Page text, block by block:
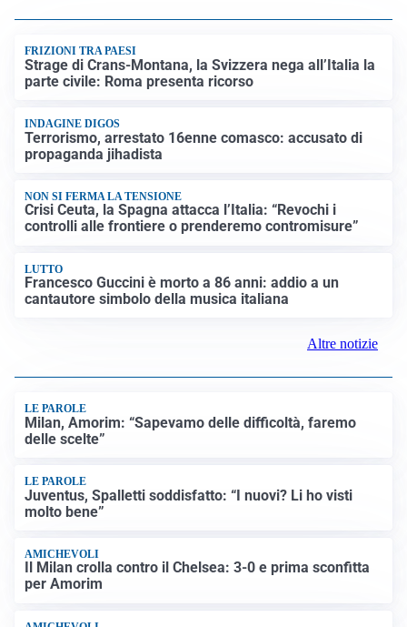
FRIZIONI TRA PAESI
Strage di Crans-Montana, la Svizzera nega all’Italia la
parte civile: Roma presenta ricorso
INDAGINE DIGOS
Terrorismo, arrestato 16enne comasco: accusato di
propaganda jihadista
NON SI FERMA LA TENSIONE
Crisi Ceuta, la Spagna attacca l’Italia: “Revochi i
controlli alle frontiere o prenderemo contromisure”
LUTTO
Francesco Guccini è morto a 86 anni: addio a un
cantautore simbolo della musica italiana
Altre notizie
LE PAROLE
Milan, Amorim: “Sapevamo delle difficoltà, faremo
delle scelte”
LE PAROLE
Juventus, Spalletti soddisfatto: “I nuovi? Li ho visti
molto bene”
AMICHEVOLI
Il Milan crolla contro il Chelsea: 3-0 e prima sconfitta
per Amorim